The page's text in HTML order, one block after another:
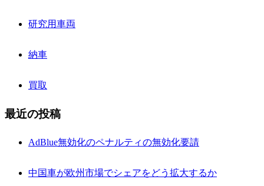
研究用車両
納車
買取
最近の投稿
AdBlue無効化のペナルティの無効化要請
中国車が欧州市場でシェアをどう拡大するか